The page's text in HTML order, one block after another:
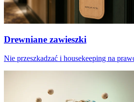
Drewniane zawieszki
Nie przeszkadzać i housekeeping na